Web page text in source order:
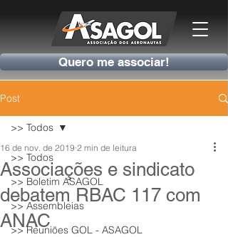
Quero me associar!
Post
>> Todos
>> Boletim ASAGOL
>> Assembleias
>> Reuniões GOL - ASAGOL
>> Todos
Associações e sindicato
debatem RBAC 117 com
ANAC
16 de nov. de 2019 2 min de leitura